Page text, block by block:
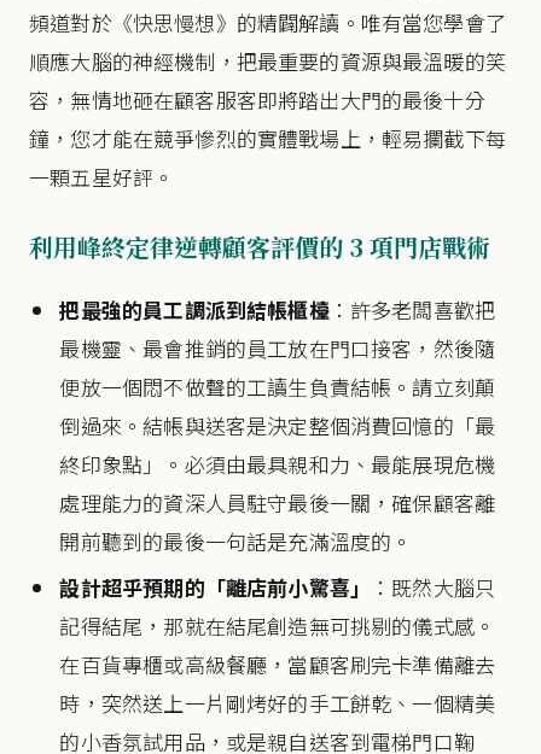
頻道對於《快思慢想》的精闢解讀。唯有當您學會了
順應大腦的神經機制，把最重要的資源與最溫暖的笑
容，無情地砸在顧客服客即將踏出大門的最後十分
鐘，您才能在競爭慘烈的實體戰場上，輕易攔截下每
一顆五星好評。
利用峰終定律逆轉顧客評價的 3 項門店戰術
把最強的員工調派到結帳櫃檯：許多老闆喜歡把
最機靈、最會推銷的員工放在門口接客，然後隨
便放一個悶不做聲的工讀生負責結帳。請立刻顛
倒過來。結帳與送客是決定整個消費回憶的「最
終印象點」。必須由最具親和力、最能展現危機
處理能力的資深人員駐守最後一關，確保顧客離
開前聽到的最後一句話是充滿溫度的。
設計超乎預期的「離店前小驚喜」
：既然大腦只
記得結尾，那就在結尾創造無可挑剔的儀式感。
在百貨專櫃或高級餐廳，當顧客刷完卡準備離去
時，突然送上一片剛烤好的手工餅乾、一個精美
的小香氛試用品，或是親自送客到電梯門口鞠